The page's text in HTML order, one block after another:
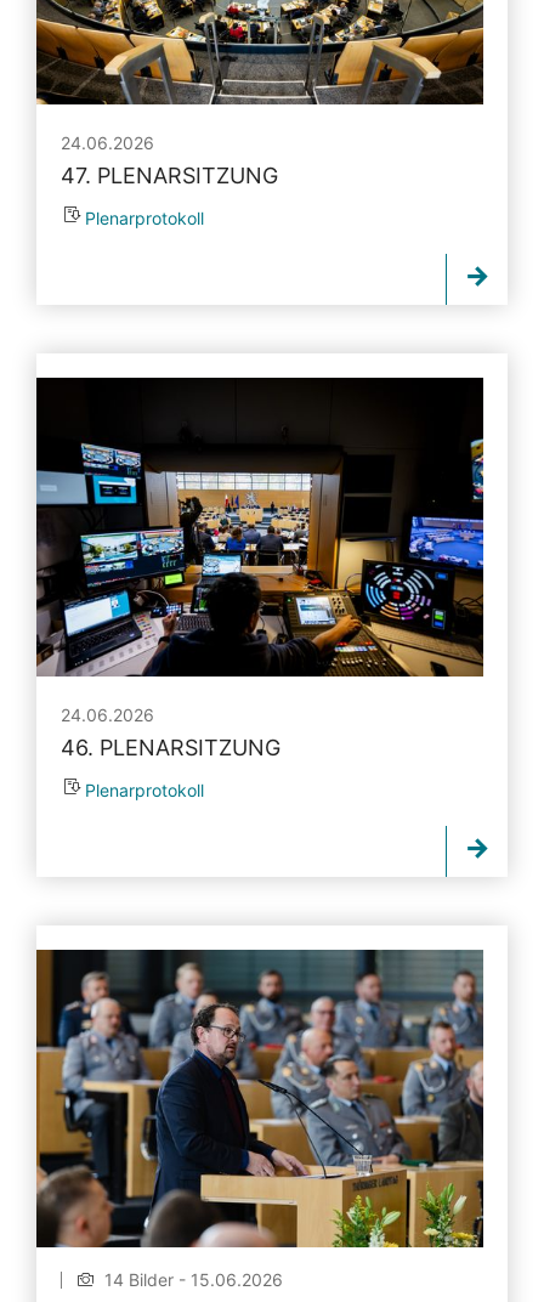
24.06.2026
47. PLENARSITZUNG
Plenarprotokoll
24.06.2026
46. PLENARSITZUNG
Plenarprotokoll
14 Bilder - 15.06.2026